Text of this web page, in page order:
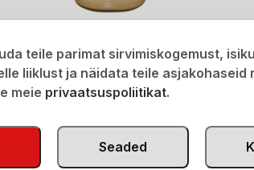
€ 4,60
teile parimat sirvimiskogemust,
liiklust ja näidata teile asjakohaseid
meie privaatsuspoliitikat.
Seaded